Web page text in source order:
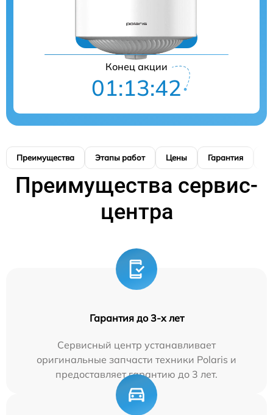
Цены на ремонт
Конец акции
01:13:41
Преимущества Этапы работ Цены Гарантия
Преимущества сервис-
центра
Гарантия до 3-х лет
Сервисный центр устанавливает
оригинальные запчасти техники Polaris и
предоставляет гарантию до 3 лет.